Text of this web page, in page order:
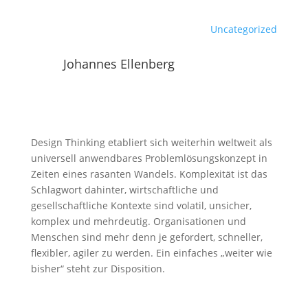
Uncategorized
Johannes Ellenberg
Design Thinking etabliert sich weiterhin weltweit als
universell anwendbares Problemlösungskonzept in
Zeiten eines rasanten Wandels. Komplexität ist das
Schlagwort dahinter, wirtschaftliche und
gesellschaftliche Kontexte sind volatil, unsicher,
komplex und mehrdeutig. Organisationen und
Menschen sind mehr denn je gefordert, schneller,
flexibler, agiler zu werden. Ein einfaches „weiter wie
bisher“ steht zur Disposition.